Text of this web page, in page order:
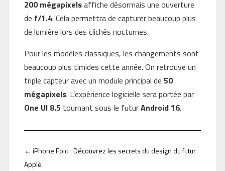
200 mégapixelsaffiche désormais une ouverture
de f/1.4. Cela permettra de capturer beaucoup plus
de lumière lors des clichés nocturnes.
Pour les modèles classiques, les changements sont
beaucoup plus timides cette année. On retrouve un
triple capteur avec un module principal de 50
mégapixels. L’expérience logicielle sera portée par
One UI 8.5 tournant sous le futurAndroid 16.
← iPhone Fold : Découvrez les secrets du design du futur
Apple